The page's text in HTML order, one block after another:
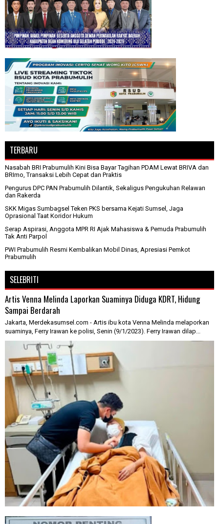
TERBARU
Nasabah BRI Prabumulih Kini Bisa Bayar Tagihan PDAM Lewat BRIVA dan
BRImo, Transaksi Lebih Cepat dan Praktis
Pengurus DPC PAN Prabumulih Dilantik, Sekaligus Pengukuhan Relawan
dan Rakerda
SKK Migas Sumbagsel Teken PKS bersama Kejati Sumsel, Jaga
Oprasional Taat Koridor Hukum
Serap Aspirasi, Anggota MPR RI Ajak Mahasiswa & Pemuda Prabumulih
Tak Anti Parpol
PWI Prabumulih Resmi Kembalikan Mobil Dinas, Apresiasi Pemkot
Prabumulih
SELEBRITI
Artis Venna Melinda Laporkan Suaminya Diduga KDRT, Hidung
Sampai Berdarah
Jakarta, Merdekasumsel.com - Artis ibu kota Venna Melinda melaporkan
suaminya, Ferry Irawan ke polisi, Senin (9/1/2023). Ferry Irawan dilap...